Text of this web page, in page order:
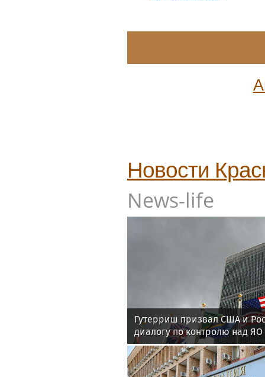
Новости
News-life
Гутерриш призвал США и
диалогу по контролю над ЯО